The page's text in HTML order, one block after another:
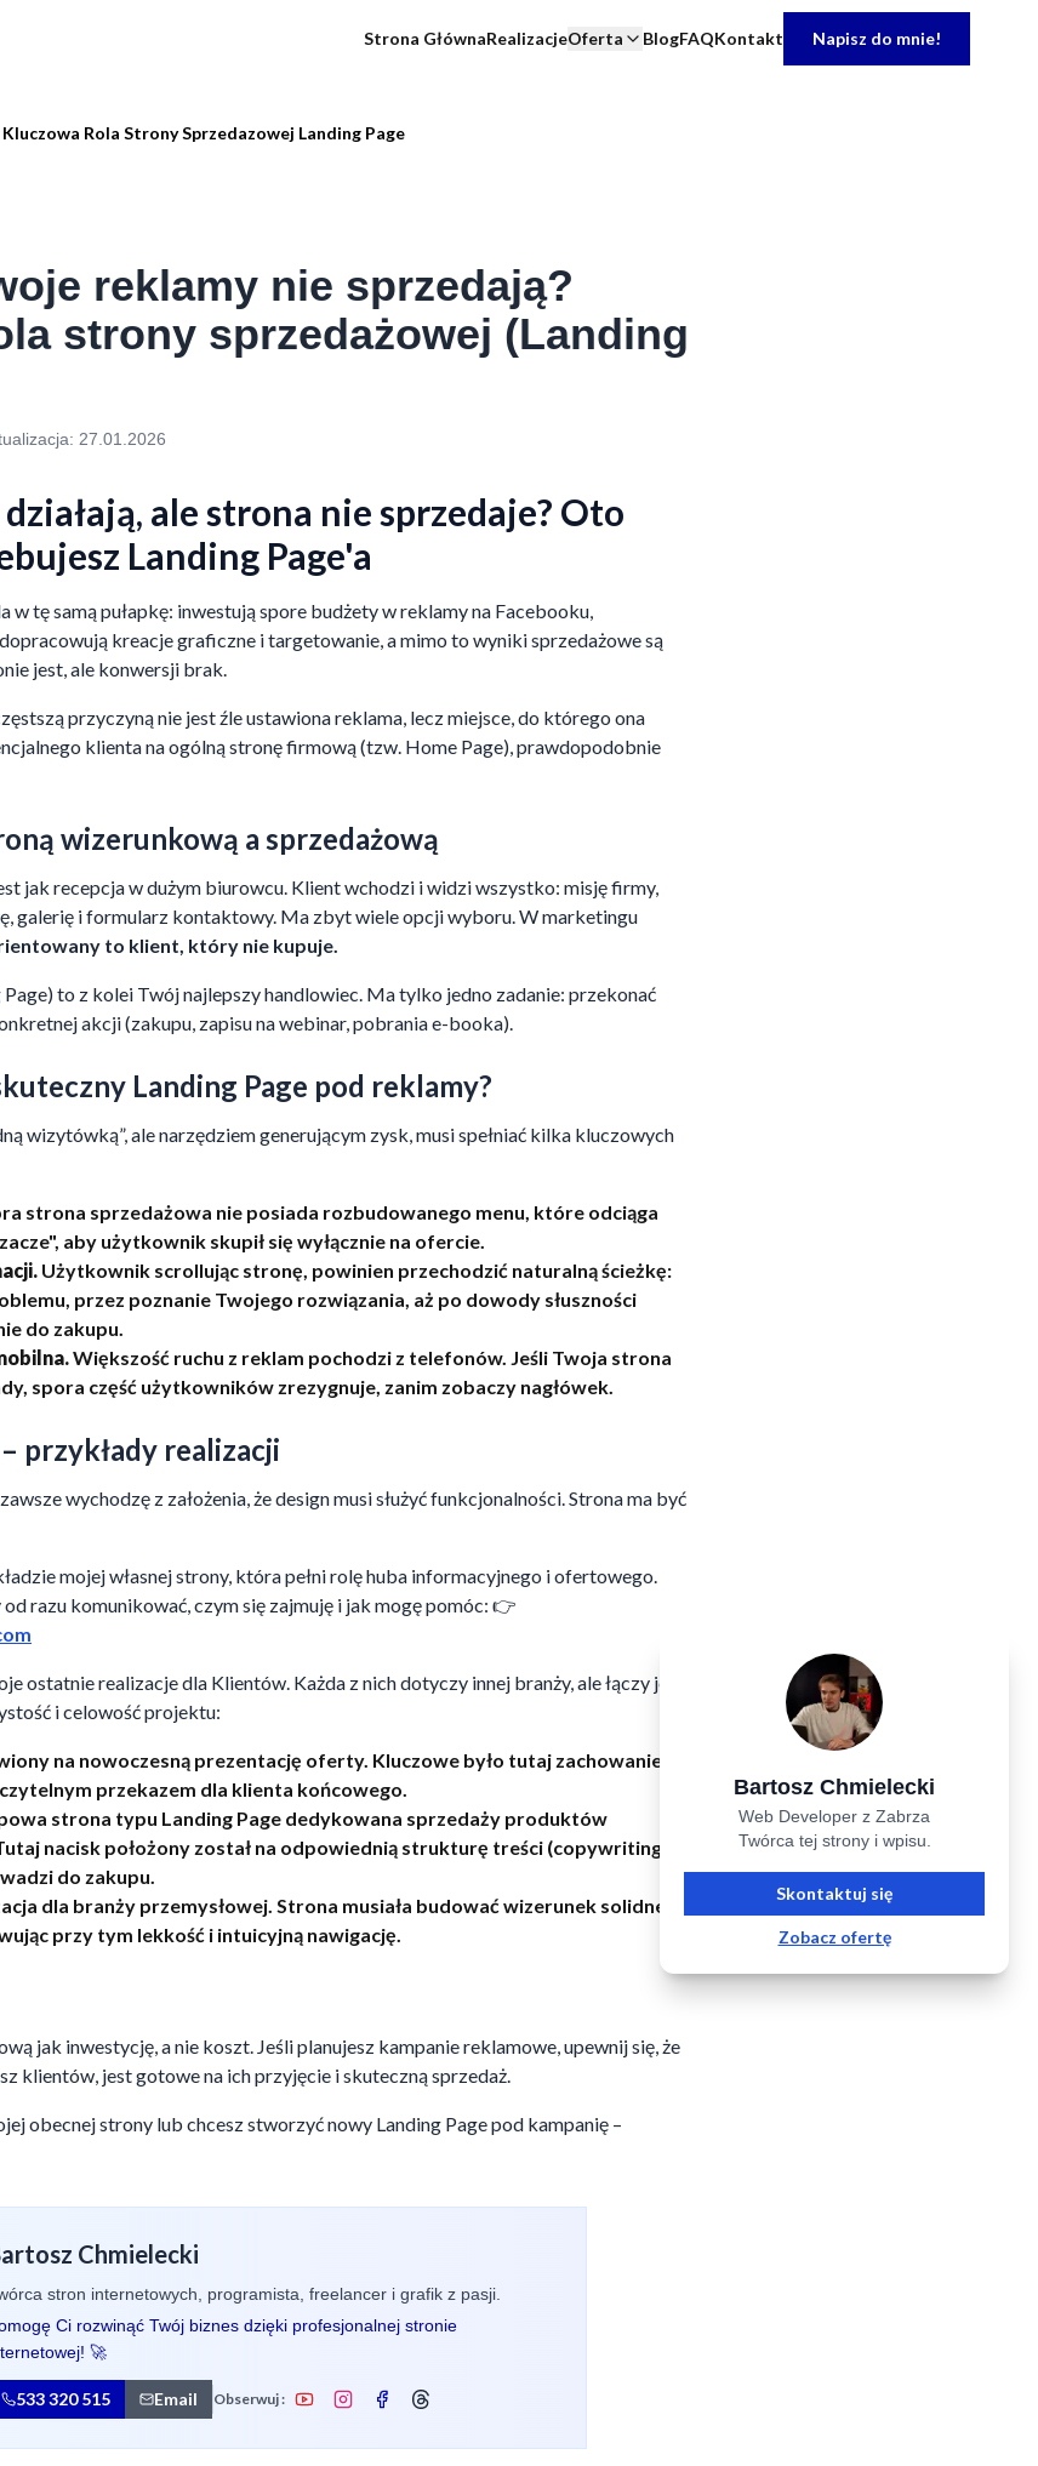
Strona GłównaRealizacjeOferta BlogFAQKontakt Napisz do mnie!
Rola Strony Sprzedazowej Landing Page
reklamy nie sprzedają?
strony sprzedażowej (Landing
27.01.2026
ale strona nie sprzedaje? Oto
Landing Page'a
tę samą pułapkę: inwestują spore budżety w reklamy na Facebooku,
kreacje graficzne i targetowanie, a mimo to wyniki sprzedażowe są
jest, ale konwersji brak.
przyczyną nie jest źle ustawiona reklama, lecz miejsce, do którego ona
klienta na ogólną stronę firmową (tzw. Home Page), prawdopodobnie
wizerunkową a sprzedażową
jak recepcja w dużym biurowcu. Klient wchodzi i widzi wszystko: misję firmy,
galerię i formularz kontaktowy. Ma zbyt wiele opcji wyboru. W marketingu
to klient, który nie kupuje.
to z kolei Twój najlepszy handlowiec. Ma tylko jedno zadanie: przekonać
akcji (zakupu, zapisu na webinar, pobrania e-booka).
Landing Page pod reklamy?
wizytówką”, ale narzędziem generującym zysk, musi spełniać kilka kluczowych
strona sprzedażowa nie posiada rozbudowanego menu, które odciąga
aby użytkownik skupił się wyłącznie na ofercie.
Użytkownik scrollując stronę, powinien przechodzić naturalną ścieżkę:
przez poznanie Twojego rozwiązania, aż po dowody słuszności
do zakupu.
Większość ruchu z reklam pochodzi z telefonów. Jeśli Twoja strona
spora część użytkowników zrezygnuje, zanim zobaczy nagłówek.
przykłady realizacji
wychodzę z założenia, że design musi służyć funkcjonalności. Strona ma być
mojej własnej strony, która pełni rolę huba informacyjnego i ofertowego.
razu komunikować, czym się zajmuję i jak mogę pomóc: 👉
ostatnie realizacje dla Klientów. Każda z nich dotyczy innej branży, ale łączy je
i celowość projektu:
na nowoczesną prezentację oferty. Kluczowe było tutaj zachowanie
przekazem dla klienta końcowego.
strona typu Landing Page dedykowana sprzedaży produktów
nacisk położony został na odpowiednią strukturę treści (copywriting),
do zakupu.
dla branży przemysłowej. Strona musiała budować wizerunek solidnego
przy tym lekkość i intuicyjną nawigację.
jak inwestycję, a nie koszt. Jeśli planujesz kampanie reklamowe, upewnij się, że
klientów, jest gotowe na ich przyjęcie i skuteczną sprzedaż.
obecnej strony lub chcesz stworzyć nowy Landing Page pod kampanię –
Chmielecki
stron internetowych, programista, freelancer i grafik z pasji.
Ci rozwinąć Twój biznes dzięki profesjonalnej stronie
🚀
533 320 515 Email Obserwuj :
Bartosz Chmielecki
Web Developer z Zabrza
Twórca tej strony i wpisu.
Skontaktuj się
Zobacz ofertę